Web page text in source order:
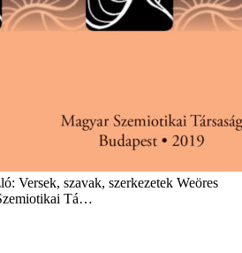
Versek, szavak, szerkezetek Weöres
Tá…